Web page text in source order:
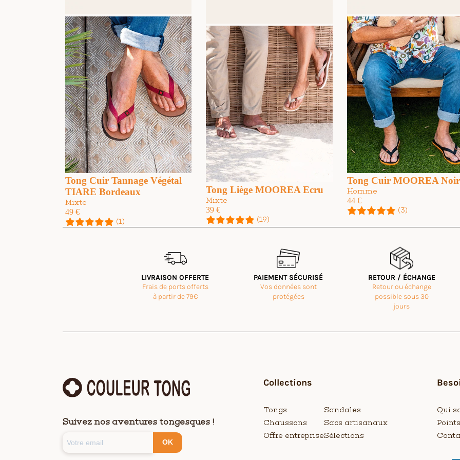
Tong Cuir Tannage Végétal
TIARE Bordeaux
Mixte
49 €
(1)
Tong Liège MOOREA Ecru
Mixte
39€
(19)
Tong Cuir MOOREA Noir
Homme
44 €
(3)
LIVRAISON OFFERTE
Frais de ports offerts
à partir de 79€
PAIEMENT SÉCURISÉ
Vos données sont
protégées
RETOUR / ÉCHANGE
Retour ou échange
possible sous 30
jours
Suivez nos aventures tongesques !
OK
Collections
Tongs
Chaussons
Offre entreprise
Sandales
Sacs artisanaux
Sélections
Qui